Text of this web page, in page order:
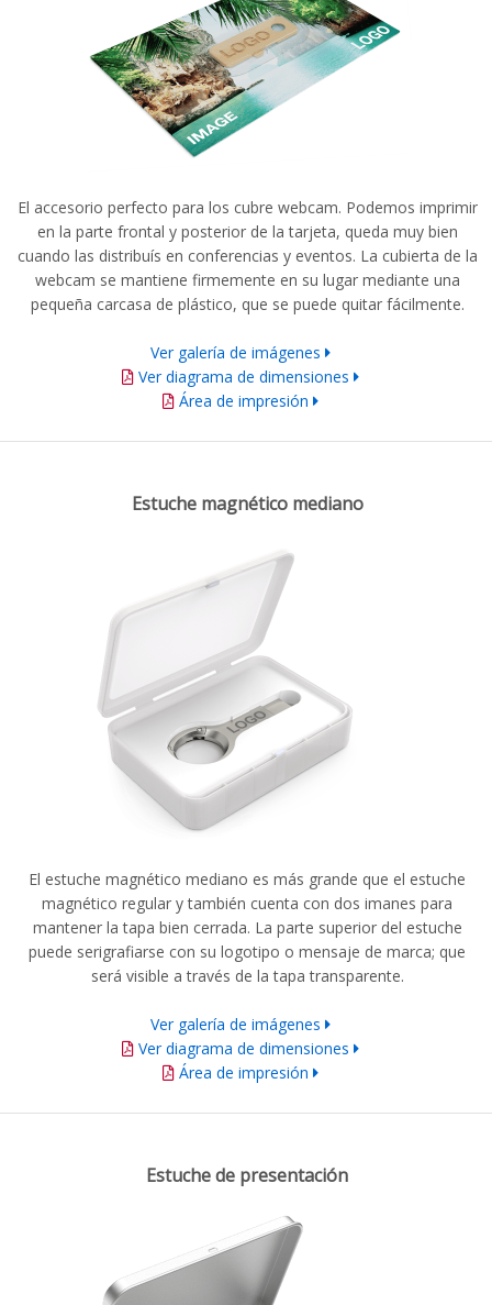
El accesorio perfecto para los cubre webcam. Podemos imprimir
en la parte frontal y posterior de la tarjeta, queda muy bien
cuando las distribuís en conferencias y eventos. La cubierta de la
webcam se mantiene firmemente en su lugar mediante una
pequeña carcasa de plástico, que se puede quitar fácilmente.
Ver galería de imágenes
Ver diagrama de dimensiones
Área de impresión
Estuche magnético mediano
El estuche magnético mediano es más grande que el estuche
magnético regular y también cuenta con dos imanes para
mantener la tapa bien cerrada. La parte superior del estuche
puede serigrafiarse con su logotipo o mensaje de marca; que
será visible a través de la tapa transparente.
Ver galería de imágenes
Ver diagrama de dimensiones
Área de impresión
Estuche de presentación